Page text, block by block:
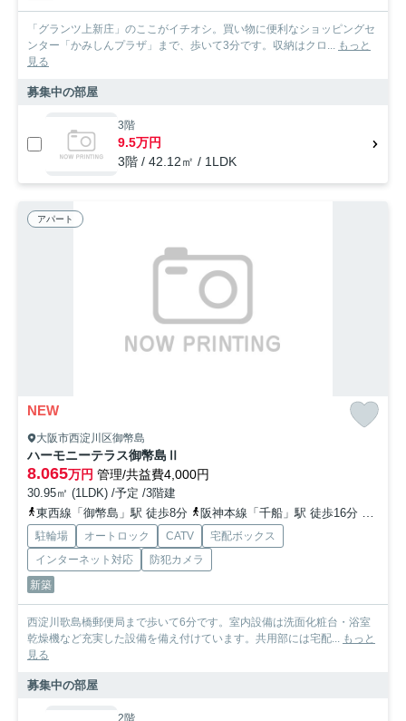
「グランツ上新庄」のここがイチオシ。買い物に便利なショッピングセ
ンター「かみしんプラザ」まで、歩いて3分です。収納はクロ... もっと
見る
募集中の部屋
3階
9.5万円
3階 / 42.12㎡ / 1LDK
アパート
NEW
大阪市西淀川区御幣島
ハーモニーテラス御幣島Ⅱ
8.065万円 管理/共益費4,000円
30.95㎡ (1LDK) /予定 /3階建
東西線「御幣島」駅 徒歩8分
阪神本線「千船」駅 徒歩16分 東西
駐輪場 オートロック CATV
宅配ボックス
インターネット対応
防犯カメラ
新築
西淀川歌島橋郵便局まで歩いて6分です。室内設備は洗面化粧台・浴室
乾燥機など充実した設備を備え付けています。共用部には宅配... もっと
見る
募集中の部屋
2階